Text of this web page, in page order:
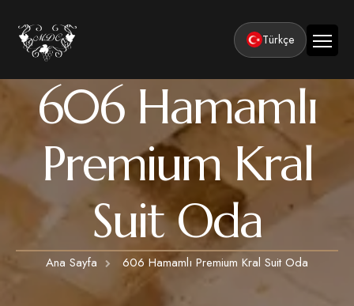
Ana Sayfa
Kurumsal
Tesisler
Odalar
Klasik Odalar
Lüks Suit Odalar
Hamamlı Lüks Suit Odalar
Premium Kral Suit Odalar
Aktiviteler
Kapadokya Balon Turu
Kapadokya ATV Turu
Kapadokya Vadi Turları
Basın ve Ödüller
Türkçe
606 Hamamlı
Premium Kral
Suit Oda
Ana Sayfa 606 Hamamlı Premium Kral Suit Oda